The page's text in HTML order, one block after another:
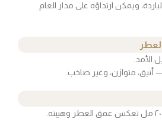
ويمكن ارتداؤه على مدار العام
الأمد.
متوازن، وغير صاخب.